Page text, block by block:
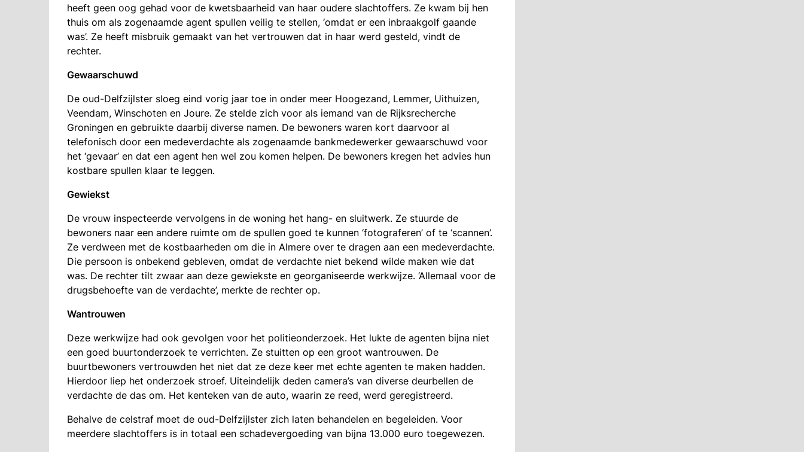
heeft geen oog gehad voor de kwetsbaarheid van haar oudere slachtoffers. Ze kwam bij hen
thuis om als zogenaamde agent spullen veilig te stellen, ‘omdat er een inbraakgolf gaande
was’. Ze heeft misbruik gemaakt van het vertrouwen dat in haar werd gesteld, vindt de
rechter.
Gewaarschuwd
De oud-Delfzijlster sloeg eind vorig jaar toe in onder meer Hoogezand, Lemmer, Uithuizen,
Veendam, Winschoten en Joure. Ze stelde zich voor als iemand van de Rijksrecherche
Groningen en gebruikte daarbij diverse namen. De bewoners waren kort daarvoor al
telefonisch door een medeverdachte als zogenaamde bankmedewerker gewaarschuwd voor
het ‘gevaar’ en dat een agent hen wel zou komen helpen. De bewoners kregen het advies hun
kostbare spullen klaar te leggen.
Gewiekst
De vrouw inspecteerde vervolgens in de woning het hang- en sluitwerk. Ze stuurde de
bewoners naar een andere ruimte om de spullen goed te kunnen ‘fotograferen’ of te ‘scannen’.
Ze verdween met de kostbaarheden om die in Almere over te dragen aan een medeverdachte.
Die persoon is onbekend gebleven, omdat de verdachte niet bekend wilde maken wie dat
was. De rechter tilt zwaar aan deze gewiekste en georganiseerde werkwijze. ‘Allemaal voor de
drugsbehoefte van de verdachte’, merkte de rechter op.
Wantrouwen
Deze werkwijze had ook gevolgen voor het politieonderzoek. Het lukte de agenten bijna niet
een goed buurtonderzoek te verrichten. Ze stuitten op een groot wantrouwen. De
buurtbewoners vertrouwden het niet dat ze deze keer met echte agenten te maken hadden.
Hierdoor liep het onderzoek stroef. Uiteindelijk deden camera’s van diverse deurbellen de
verdachte de das om. Het kenteken van de auto, waarin ze reed, werd geregistreerd.
Behalve de celstraf moet de oud-Delfzijlster zich laten behandelen en begeleiden. Voor
meerdere slachtoffers is in totaal een schadevergoeding van bijna 13.000 euro toegewezen.